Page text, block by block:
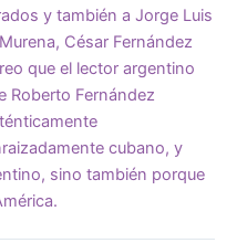
y también a Jorge Luis
César Fernández
que el lector argentino
Roberto Fernández
cubano, y
sino también porque